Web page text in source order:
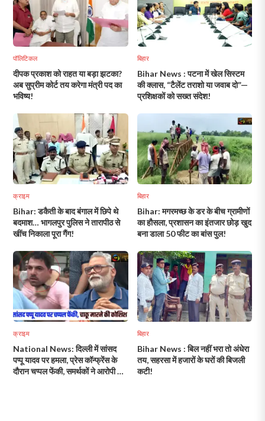
पॉलिटिकल
दीपक प्रकाश को राहत या बड़ा झटका?
अब सुप्रीम कोर्ट तय करेगा मंत्री पद का
भविष्य!
बिहार
Bihar News : पटना में खेल सिस्टम
की क्लास, “टैलेंट तराशो या जवाब दो”—
प्रशिक्षकों को सख्त संदेश!
क्राइम
Bihar: डकैती के बाद बंगाल में छिपे थे
बदमाश… भागलपुर पुलिस ने तारापीठ से
खींच निकाला पूरा गैंग!
बिहार
Bihar: मगरमच्छ के डर के बीच ग्रामीणों
का हौसला, प्रशासन का इंतजार छोड़ खुद
बना डाला 50 फीट का बांस पुल!
क्राइम
National News: दिल्ली में सांसद
पप्पू यादव पर हमला, प्रेस कॉन्फ्रेंस के
दौरान चप्पल फेंकी, समर्थकों ने आरोपी को
बिहार
Bihar News : बिल नहीं भरा तो अंधेरा
तय, सहरसा में हजारों के घरों की बिजली
कटी!